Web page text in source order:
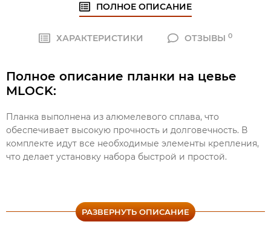
ПОЛНОЕ ОПИСАНИЕ
ХАРАКТЕРИСТИКИ ОТЗЫВЫ0
РАЗВЕРНУТЬ ОПИСАНИЕ
Полное описание планки на цевье
MLOCK:
Планка выполнена из алюмелевого сплава, что
обеспечивает высокую прочность и долговечность. В
комплекте идут все необходимые элементы крепления,
что делает установку набора быстрой и простой.
цевьями с разъемом М-ЛОК, в том числе: цевье на АК,
цевье на АКC-74У, на Mossberg и на Remington.